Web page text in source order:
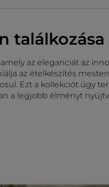
találkozása
az eleganciát az
az ételkészítés
Ezt a kollekciót úgy
a legjobb élményt